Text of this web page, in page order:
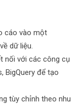
cáo vào một
dữ liệu.
nối với các công cụ
BigQuery để tạo
tùy chỉnh theo nhu